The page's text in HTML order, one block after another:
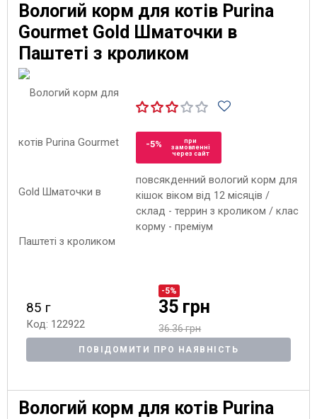
Вологий корм для котів Purina
Gourmet Gold Шматочки в
Паштеті з кроликом
-5%
при
замовленні
через сайт
повсякденний вологий корм для
кішок віком від 12 місяців /
склад - террин з кроликом / клас
корму - преміум
85 г
Код: 122922
-5%
35 грн
36.36 грн
ПОВІДОМИТИ ПРО НАЯВНІСТЬ
Вологий корм для котів Purina